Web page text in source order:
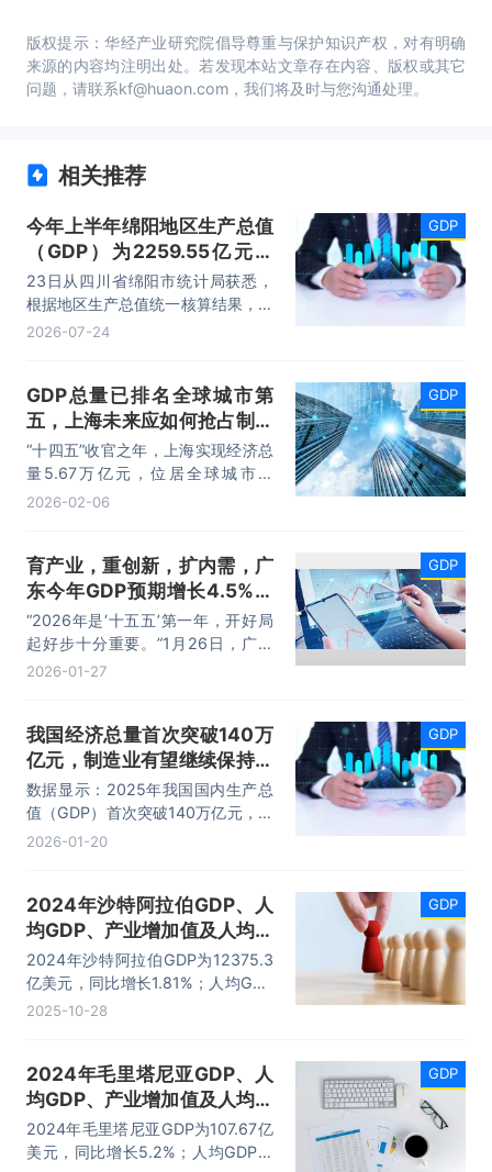
版权提示：华经产业研究院倡导尊重与保护知识产权，对有明确
来源的内容均注明出处。若发现本站文章存在内容、版权或其它
问题，请联系kf@huaon.com，我们将及时与您沟通处理。
相关推荐
今年上半年绵阳地区生产总值
（GDP）为2259.55亿元，
同比增长5.4%
23日从四川省绵阳市统计局获悉，
根据地区生产总值统一核算结果，今
年上半年绵阳地区生产总值
看，第一产业增加值125.73亿元，
同比增长4.0%；第二产业增加值
923.78亿元，增长3.9%；第三产业
增加值1210.04亿元，增长6.8%。
2026-07-24
GDP
GDP总量已排名全球城市第
五，上海未来应如何抢占制高
点
“十四五”收官之年，上海实现经济总
量5.67万亿元，位居全球城市第
五。取得高排名之后，大家都想知道
一。
2026-02-06
GDP
育产业，重创新，扩内需，广
东今年GDP预期增长4.5%至
5%
“2026年是‘十五五’第一年，开好局
起好步十分重要。”1月26日，广东
省十四届人大五次会议在广州开幕，
标是地区生产总值增长4.5%至5%，
在实际工作中全力争取更好结果；地
方一般公共预算收入增长3%左右，
居民收入增长与经济增长同步。
2026-01-27
GDP
我国经济总量首次突破140万
亿元，制造业有望继续保持全
球第一
数据显示：2025年我国国内生产总
值（GDP）首次突破140万亿元，以
5%的增速实现了年初设定的预期目
制造业增加值达到34.7万亿元，制
造业有望继续保持全球第一。
2026-01-20
GDP
2024年沙特阿拉伯GDP、人
均GDP、产业增加值及人均国
民总收支统计
2024年沙特阿拉伯GDP为12375.3
亿美元，同比增长1.81%；人均GDP
为35057.23美元，同比下降2.8%；
元，农业增加值占GDP的比重为
2.54%；工业增加值占GDP的比重
为44.84%；制造业增加值占GDP的
比重为15.57%。
2025-10-28
GDP
2024年毛里塔尼亚GDP、人
均GDP、产业增加值及人均国
民总收入统计
2024年毛里塔尼亚GDP为107.67亿
美元，同比增长5.2%；人均GDP为
GDP